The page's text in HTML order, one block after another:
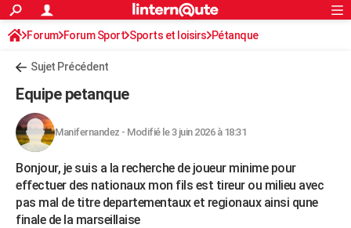
ACTUALITÉS
Politique
Société
Faits Divers
Education
Monde
Villes
+
FINANCE
Retraite
Impôts
Epargne
Immobilier
Risques naturels par ville
Banque
Assurance
Crédit
AUTO
Essais
Réserver un essai
Citadines
Berlines
SUV
Forum auto
+HIGH-TECH
Mobiles
Meilleur smartphone
Internet
Ordinateurs
Jeux vidéo
Guide high-tech
BRICOLAGE
S'inscrire
Connexion
Forum Forum Sport Sports et loisirs Pétanque
Sujet Précédent
Equipe petanque
Manifernandez - Modifié le 3 juin 2026 à 18:31
Bonjour, je suis a la recherche de joueur minime pour
effectuer des nationaux mon fils est tireur ou milieu avec
pas mal de titre departementaux et regionaux ainsi qune
finale de la marseillaise